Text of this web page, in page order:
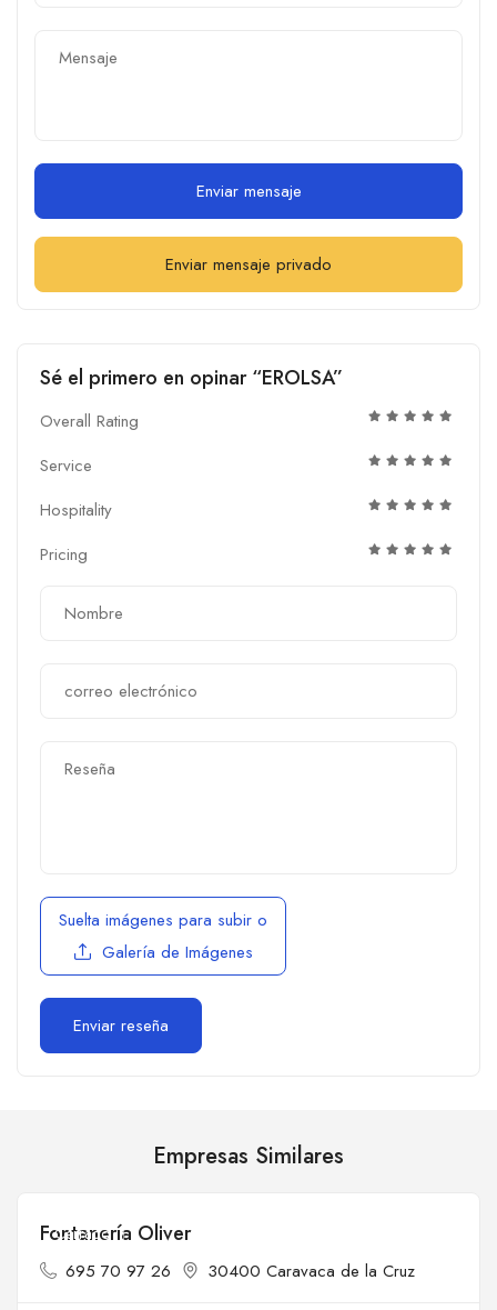
Enviar mensaje
Enviar mensaje privado
Sé el primero en opinar “EROLSA”
Overall Rating
Service
Hospitality
Pricing
Suelta imágenes para subir o
Galería de Imágenes
Empresas Similares
Cerrado
Fontanería Oliver
695 70 97 26 30400 Caravaca de la Cruz